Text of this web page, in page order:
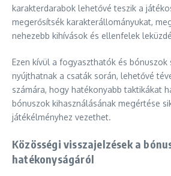
karakterdarabok lehetővé teszik a
megerősítsék karakterállományukat,
nehezebb kihívások és ellenfelek
Ezen kívül a fogyaszthatók és
nyújthatnak a csaták során, lehetővé
számára, hogy hatékonyabb taktikákat
bónuszok kihasználásának megértése
játékélményhez vezethet.
Közösségi visszajelzések a
hatékonyságáról